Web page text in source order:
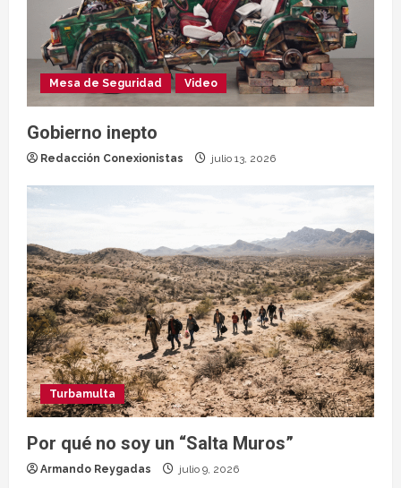
Mesa de Seguridad Video
Gobierno inepto
Redacción Conexionistas julio 13, 2026
Turbamulta
Por qué no soy un “Salta Muros”
Armando Reygadas julio 9, 2026